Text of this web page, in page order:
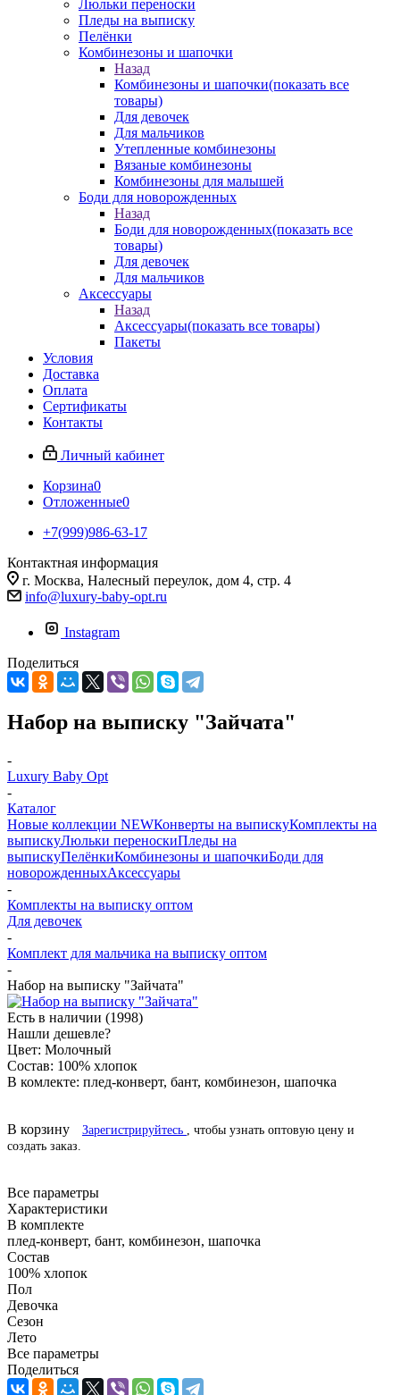
Люльки переноски
Пледы на выписку
Пелёнки
Комбинезоны и шапочки
Назад
Комбинезоны и шапочки(показать все
товары)
Для девочек
Для мальчиков
Утепленные комбинезоны
Вязаные комбинезоны
Комбинезоны для малышей
Боди для новорожденных
Назад
Боди для новорожденных(показать все
товары)
Для девочек
Для мальчиков
Аксессуары
Назад
Аксессуары(показать все товары)
Пакеты
Условия
Доставка
Оплата
Сертификаты
Контакты
Личный кабинет
Корзина0
Отложенные0
+7(999)986-63-17
Контактная информация
г. Москва, Налесный переулок, дом 4, стр. 4
info@luxury-baby-opt.ru
Instagram
Поделиться
Набор на выписку "Зайчата"
-
Luxury Baby Opt
-
Каталог
Новые коллекции NEWКонверты на выпискуКомплекты на
выпискуЛюльки переноскиПледы на
выпискуПелёнкиКомбинезоны и шапочкиБоди для
новорожденныхАксессуары
-
Комплекты на выписку оптом
Для девочек
-
Комплект для мальчика на выписку оптом
-
Набор на выписку "Зайчата"
Есть в наличии (1998)
Нашли дешевле?
Цвет: Молочный
Состав: 100% хлопок
В комлекте: плед-конверт, бант, комбинезон, шапочка
В корзину Зарегистрируйтесь
, чтобы узнать оптовую цену и
создать заказ.
Все параметры
Характеристики
В комплекте
плед-конверт, бант, комбинезон, шапочка
Состав
100% хлопок
Пол
Девочка
Сезон
Лето
Все параметры
Поделиться